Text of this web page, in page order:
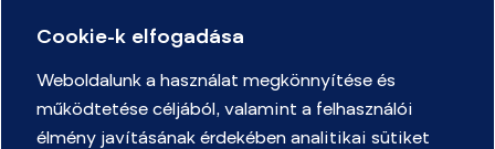
Cookie-k elfogadása
Weboldalunk a használat megkönnyítése és
működtetése céljából, valamint a felhasználói
élmény javításának érdekében analitikai sütiket